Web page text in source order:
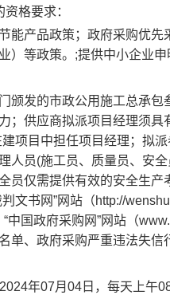
格要求：
能产品政策；政府采购优
）等政策。;提供中小企业申
颁发的市政公用施工总承
；供应商拟派项目经理须
项目中担任项目经理；拟
人员(施工员、质量员、安
员仅需提供有效的安全生
文书网”网站（http://
“中国政府采购网”网站（
单、政府采购严重违法失
2024年07月04日 ，每天上午